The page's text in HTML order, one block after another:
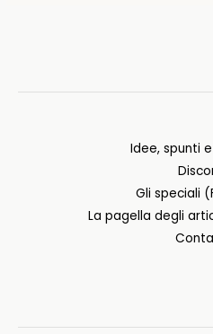
Idee, spunti
Gli speciali
La pagella degli